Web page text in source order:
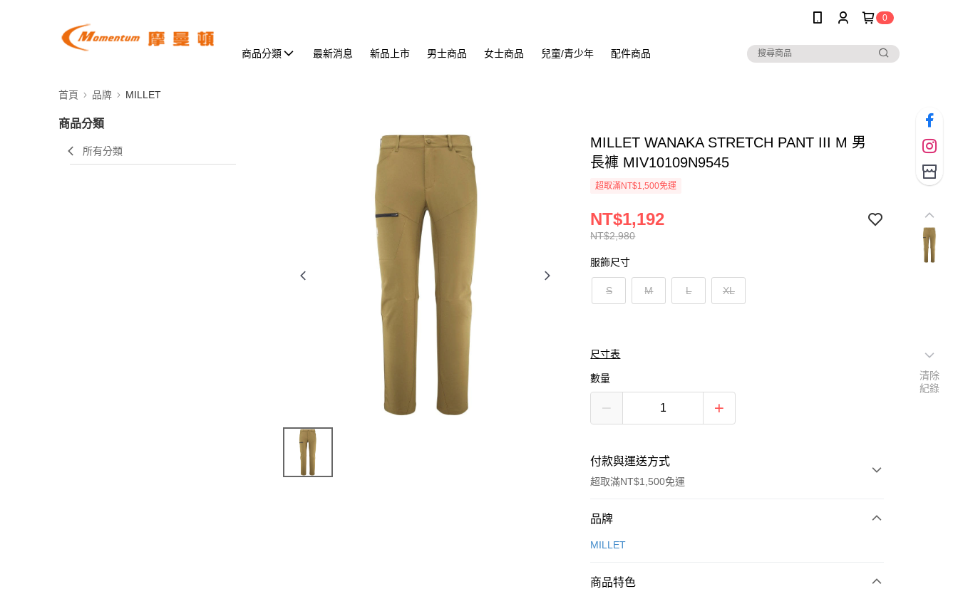
0
商品分類 最新消息 新品上市 男士商品 女士商品 兒童/青少年 配件商品
首頁 品牌 MILLET
商品分類
所有分類
MILLET WANAKA STRETCH PANT III M 男
長褲 MIV10109N9545
超取滿NT$1,500免運
NT$2,980
NT$1,192
服飾尺寸
S M L XL
尺寸表
數量
付款與運送方式
超取滿NT$1,500免運
付款方式
信用卡一次付款
品牌
MILLET
商品特色
清除
紀錄